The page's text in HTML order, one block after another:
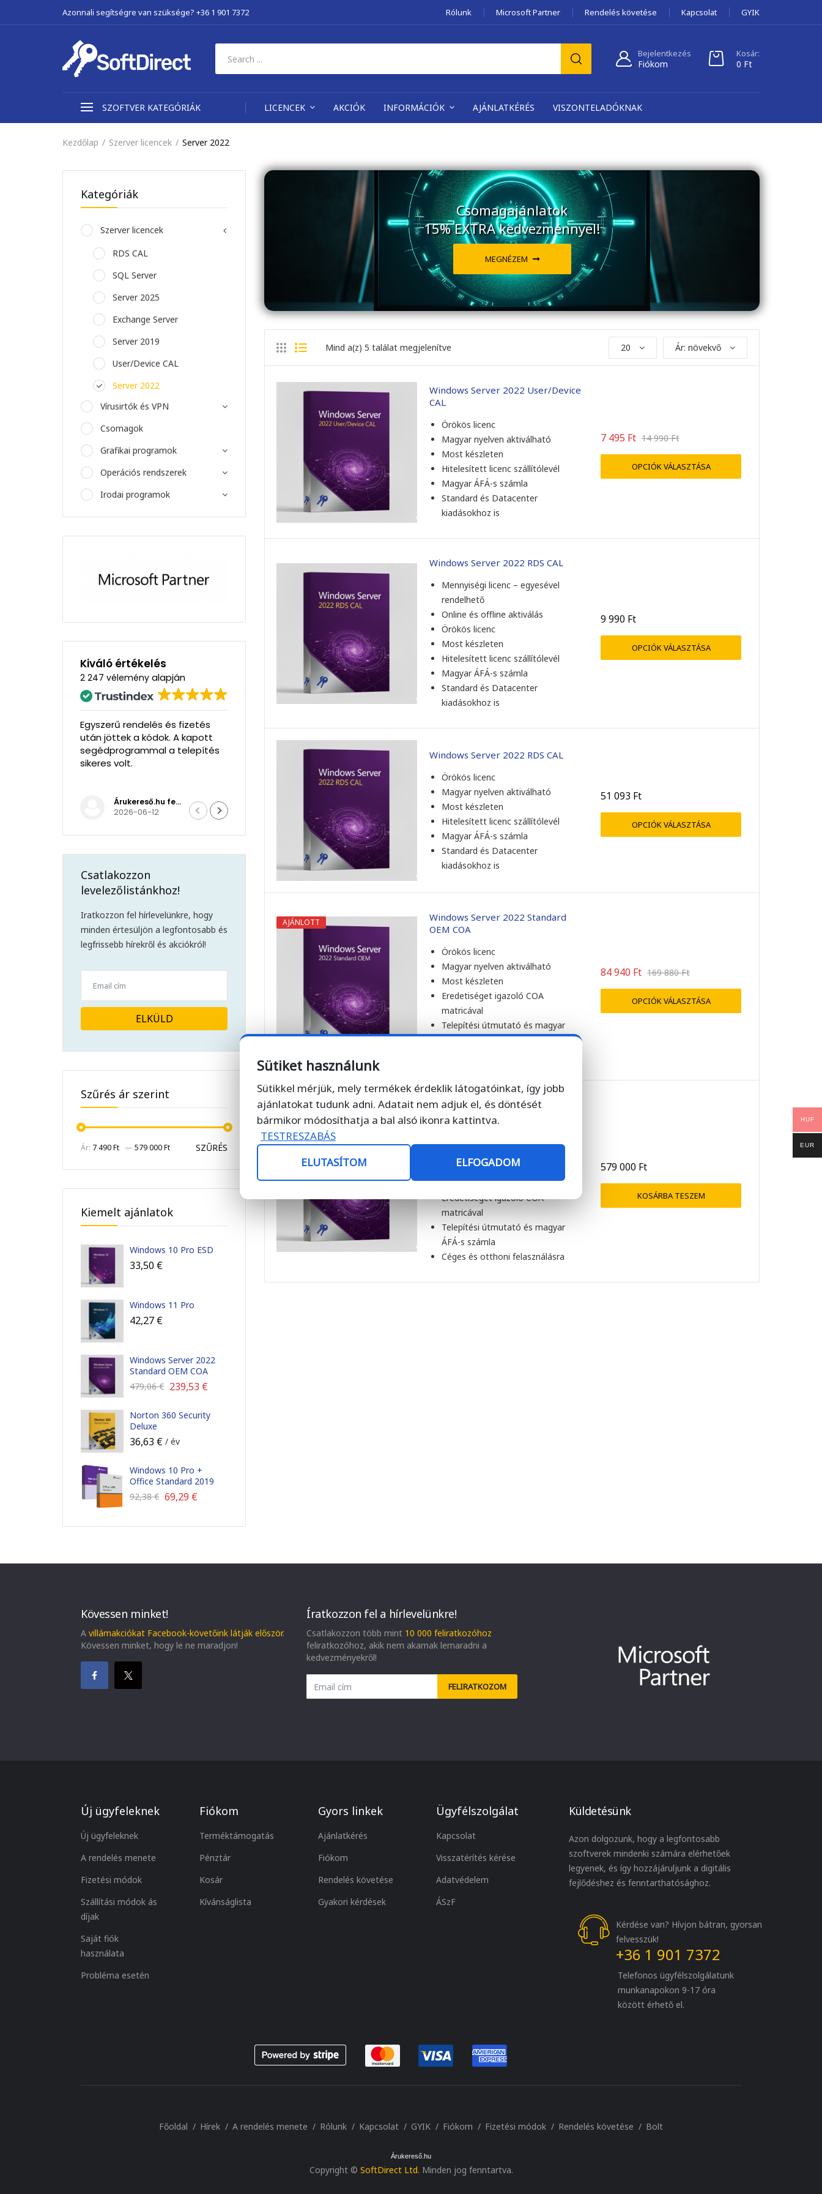
Azonnali segítségre van szüksége? +36 1 901 7372 Rólunk Microsoft Partner Rendelés követése Kapcsolat GYIK
Bejelentkezés
Fiókom
Kosár:
0 Ft
SZOFTVER KATEGÓRIÁK LICENCEK AKCIÓK INFORMÁCIÓK AJÁNLATKÉRÉS VISZONTELADÓKNAK
Kezdőlap Szerver licencek Server 2022
Csomagajánlatok
15% EXTRA kedvezménnyel!
MEGNÉZEM
Mind a(z) 5 találat megjelenítve 20 Ár: növekvő
Windows Server 2022 User/Device
CAL
Örökös licenc
Magyar nyelven aktiválható
Most készleten
Hitelesített licenc szállítólevél
Magyar ÁFÁ-s számla
Standard és Datacenter
kiadásokhoz is
14 990Ft
7 495 Ft
OPCIÓK VÁLASZTÁSA
Windows Server 2022 RDS CAL
Mennyiségi licenc – egyesével
rendelhető
Online és offline aktiválás
Örökös licenc
Most készleten
Hitelesített licenc szállítólevél
Magyar ÁFÁ-s számla
Standard és Datacenter
kiadásokhoz is
9 990 Ft
OPCIÓK VÁLASZTÁSA
Windows Server 2022 RDS CAL
Örökös licenc
Magyar nyelven aktiválható
Most készleten
Hitelesített licenc szállítólevél
Magyar ÁFÁ-s számla
Standard és Datacenter
kiadásokhoz is
51 093 Ft
OPCIÓK VÁLASZTÁSA
AJÁNLOTT
Windows Server 2022 Standard
OEM COA
Örökös licenc
Magyar nyelven aktiválható
Most készleten
Eredetiséget igazoló COA
matricával
Telepítési útmutató és magyar
ÁFÁ-s számla
169 880Ft
84 940 Ft
OPCIÓK VÁLASZTÁSA
AJÁNLOTT
Windows Server 2022 Datacenter
OEM COA
Magyar nyelven aktiválható
Most készleten
Eredetiséget igazoló COA
matricával
Telepítési útmutató és magyar
ÁFÁ-s számla
Céges és otthoni felasználásra
579 000 Ft
KOSÁRBA TESZEM
Kategóriák
Szerver licencek
RDS CAL
SQL Server
Server 2025
Exchange Server
Server 2019
User/Device CAL
Server 2022
Vírusirtók és VPN
Csomagok
Grafikai programok
Operációs rendszerek
Irodai programok
Kiváló értékelés
2 247 vélemény alapján
rendelés és fizetés
jöttek a kódok. A kapott
a telepítés
Rendben ment minden, a
telepítés sikeres volt.
Mihály Zombory
2026-05-22
rendelt előfizetést másnap már
használatba sikerült venni.
kedves segítőkész kiszolgálás.
Grebenár Róbert
2026-03-31
Csatlakozzon
levelezőlistánkhoz!
Iratkozzon fel hírlevelünkre, hogy
minden értesüljön a legfontosabb és
legfrissebb hírekről és akciókról!
ELKÜLD
Szűrés ár szerint
SZŰRÉS
Ár: 7 490 Ft — 579 000 Ft
Kiemelt ajánlatok
Windows 10 Pro ESD
33,50 €
Windows 11 Pro
42,27 €
Windows Server 2022
Standard OEM COA
479,06€ 239,53 €
Norton 360 Security
Deluxe
36,63 € / év
Windows 10 Pro +
Office Standard 2019
92,38€ 69,29 €
Kövessen minket!
A villámakciókat Facebook-követőink látják először.
Kövessen minket, hogy le ne maradjon!
Íratkozzon fel a hírlevelünkre!
Csatlakozzon több mint 10 000 feliratkozóhoz
feliratkozóhoz, akik nem akarnak lemaradni a
kedvezményekről!
FELIRATKOZOM
Új ügyfeleknek
Új ügyfeleknek
A rendelés menete
Fizetési módok
Szállítási módok ás
díjak
Saját fiók
használata
Probléma esetén
Fiókom
Terméktámogatás
Pénztár
Kosár
Kívánságlista
Gyors linkek
Ajánlatkérés
Fiókom
Rendelés követése
Gyakori kérdések
Ügyfélszolgálat
Kapcsolat
Visszatérítés kérése
Adatvédelem
ÁSzF
Küldetésünk
Azon dolgozunk, hogy a legfontosabb
szoftverek mindenki számára elérhetőek
legyenek, és így hozzájáruljunk a digitális
fejlődéshez és fenntarthatósághoz.
Kérdése van? Hívjon bátran, gyorsan
felvesszük!
+36 1 901 7372
Telefonos ügyfélszolgálatunk
munkanapokon 9-17 óra
között érhető el.
Főoldal Hírek A rendelés menete Rólunk Kapcsolat GYIK Fiókom Fizetési módok Rendelés követése Bolt
Árukereső.hu
Copyright © SoftDirect Ltd. Minden jog fenntartva.
HUF
EUR
Sütiket használunk
Sütikkel mérjük, mely termékek érdeklik látogatóinkat, így jobb
ajánlatokat tudunk adni. Adatait nem adjuk el, és döntését
bármikor módosíthatja a bal alsó ikonra kattintva.
TESTRESZABÁS
ELUTASÍTOM
ELFOGADOM